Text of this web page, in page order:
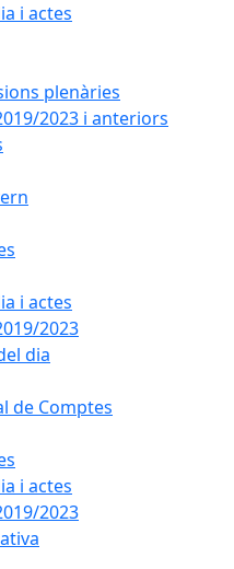
i actes
plenàries
2023 i anteriors
i actes
2023
dia
de Comptes
i actes
2023